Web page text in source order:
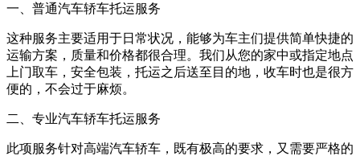
一、普通汽车轿车托运服务
这种服务主要适用于日常状况，能够为车主们提供简单快捷的
运输方案，质量和价格都很合理。我们从您的家中或指定地点
上门取车，安全包装，托运之后送至目的地，收车时也是很方
便的，不会过于麻烦。
二、专业汽车轿车托运服务
此项服务针对高端汽车轿车，既有极高的要求，又需要严格的